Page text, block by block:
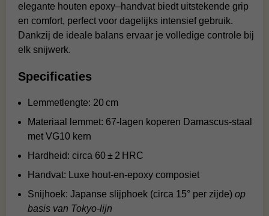
elegante houten epoxy–handvat biedt uitstekende grip
en comfort, perfect voor dagelijks intensief gebruik.
Dankzij de ideale balans ervaar je volledige controle bij
elk snijwerk.
Specificaties
Lemmetlengte: 20 cm
Materiaal lemmet: 67-lagen koperen Damascus-staal
met VG10 kern
Hardheid: circa 60 ± 2 HRC
Handvat: Luxe hout‑en‑epoxy composiet
Snijhoek: Japanse slijphoek (circa 15° per zijde) op
basis van Tokyo‑lijn